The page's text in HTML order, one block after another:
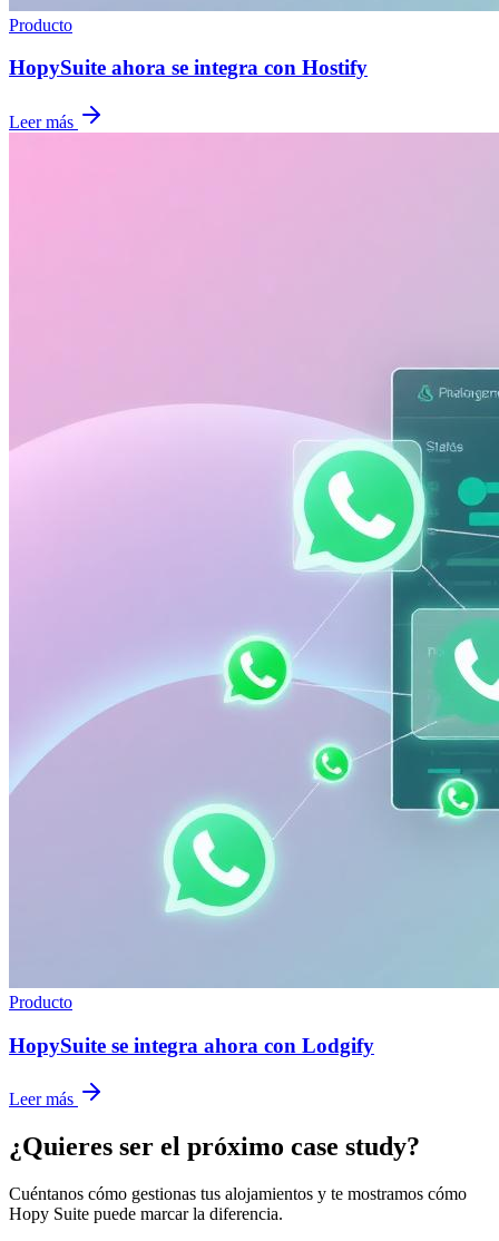
Producto
HopySuite ahora se integra con Hostify
Leer más
Producto
HopySuite se integra ahora con Lodgify
Leer más
¿Quieres ser el próximo case study?
Cuéntanos cómo gestionas tus alojamientos y te mostramos cómo
Hopy Suite puede marcar la diferencia.